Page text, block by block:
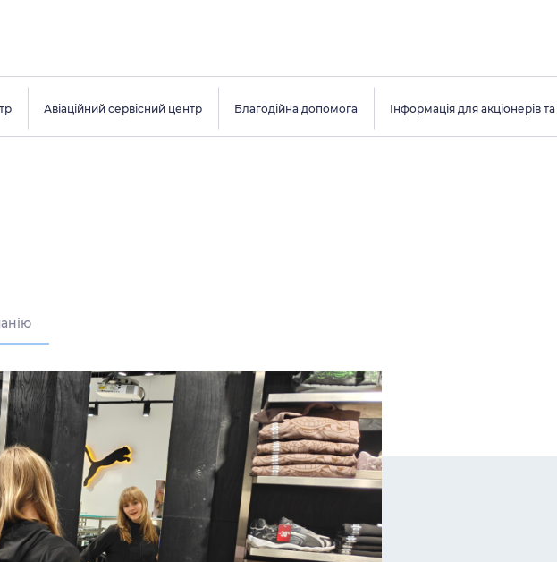
Авіаційний сервісний центр Благодійна допомога Інформація для акціонерів